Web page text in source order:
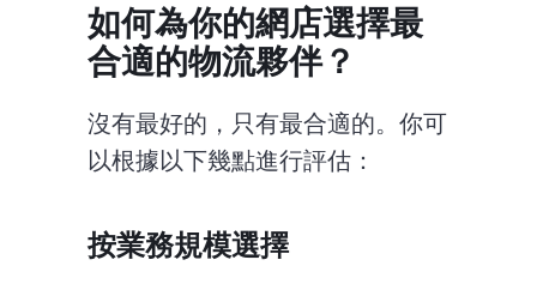
如何為你的網店選擇最
合適的物流夥伴？
沒有最好的，只有最合適的。你可
以根據以下幾點進行評估：
按業務規模選擇